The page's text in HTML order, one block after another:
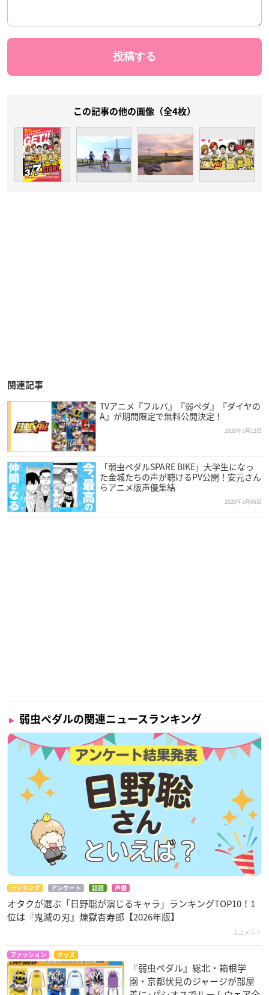
この記事の他の画像（全4枚）
関連記事
TVアニメ『フルバ』『弱ペダ』『ダイヤの
A』が期間限定で無料公開決定！
2020年3月12日
「弱虫ペダルSPARE BIKE」大学生になっ
た金城たちの声が聴けるPV公開！安元さん
らアニメ版声優集結
2020年3月06日
弱虫ペダルの関連ニュースランキング
ランキング アンケート 話題 声優
オタクが選ぶ「日野聡が演じるキャラ」ランキングTOP10！1
位は『鬼滅の刃』煉󠄁獄杏寿郎【2026年版】
2コメント
ファッション グッズ
『弱虫ペダル』総北・箱根学
園・京都伏見のジャージが部屋